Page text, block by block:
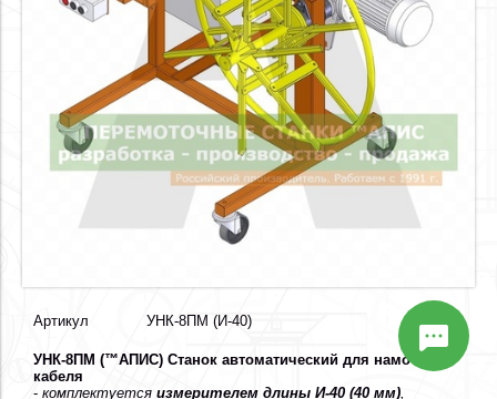
Артикул УНК-8ПМ (И-40)
УНК-8ПМ (™АПИС) Станок автоматический для намотки
кабеля
- комплектуется измерителем длины И-40 (40 мм),